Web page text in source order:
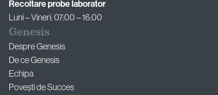
Recoltare probe laborator
Luni – Vineri: 07:00 – 16:00
Genesis
Despre Genesis
De ce Genesis
Echipa
Povești de Succes